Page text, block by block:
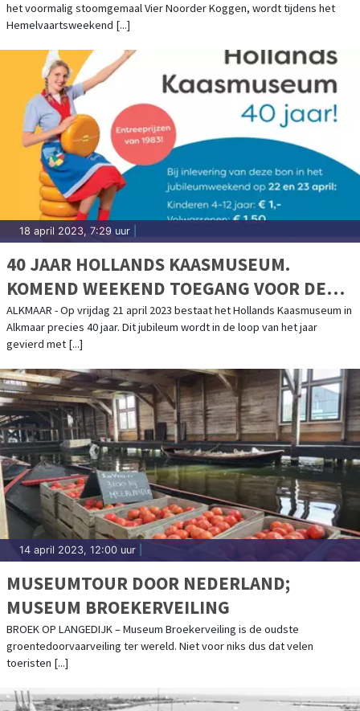
het voormalig stoomgemaal Vier Noorder Koggen, wordt tijdens het
Hemelvaartsweekend [...]
18 april 2023, 7:29 uur
40 JAAR HOLLANDS KAASMUSEUM.
KOMEND WEEKEND TOEGANG VOOR DE
PRIJZEN VAN 1983
ALKMAAR - Op vrijdag 21 april 2023 bestaat het Hollands Kaasmuseum in
Alkmaar precies 40 jaar. Dit jubileum wordt in de loop van het jaar
gevierd met [...]
14 april 2023, 12:00 uur
MUSEUMTOUR DOOR NEDERLAND;
MUSEUM BROEKERVEILING
BROEK OP LANGEDIJK – Museum Broekerveiling is de oudste
groentedoorvaarveiling ter wereld. Niet voor niks dus dat velen
toeristen [...]